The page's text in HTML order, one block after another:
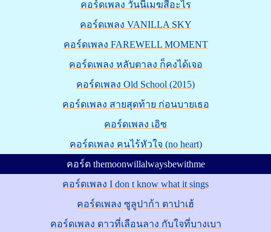
คอร์ดเพลง วันนี้เมฆสีอะไร
คอร์ดเพลง VANILLA SKY
คอร์ดเพลง FAREWELL MOMENT
คอร์ดเพลง หลับตาลง ก็คงได้เจอ
คอร์ดเพลง Old School (2015)
คอร์ดเพลง สายสุดท้าย ก่อนบายเธอ
คอร์ดเพลง เอิซ
คอร์ดเพลง คนไร้หัวใจ (no heart)
คอร์ด themoonwillalwaysbewithme
คอร์ดเพลง I don t know what it sings
คอร์ดเพลง ซูลูปาก้า ตาปาเฮ้
คอร์ดเพลง ดาวที่เลือนลาง กับใจที่บางเบา